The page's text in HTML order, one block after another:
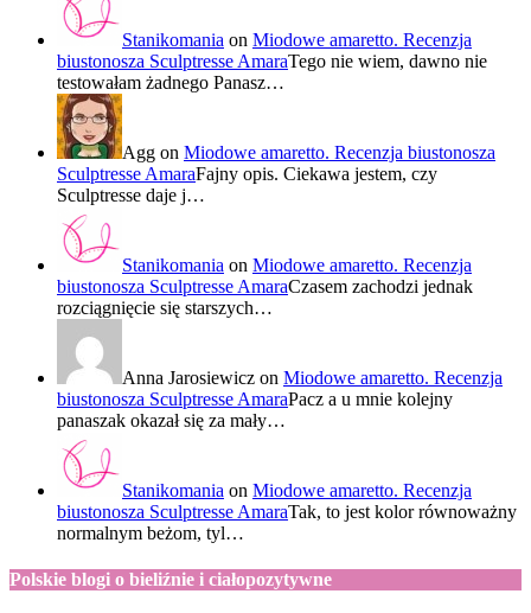
Stanikomania on Miodowe amaretto. Recenzja
biustonosza Sculptresse AmaraTego nie wiem, dawno nie
testowałam żadnego Panasz…
Agg on Miodowe amaretto. Recenzja biustonosza
Sculptresse AmaraFajny opis. Ciekawa jestem, czy
Sculptresse daje j…
Stanikomania on Miodowe amaretto. Recenzja
biustonosza Sculptresse AmaraCzasem zachodzi jednak
rozciągnięcie się starszych…
Anna Jarosiewicz on Miodowe amaretto. Recenzja
biustonosza Sculptresse AmaraPacz a u mnie kolejny
panaszak okazał się za mały…
Stanikomania on Miodowe amaretto. Recenzja
biustonosza Sculptresse AmaraTak, to jest kolor równoważny
normalnym beżom, tyl…
Polskie blogi o bieliźnie i ciałopozytywne